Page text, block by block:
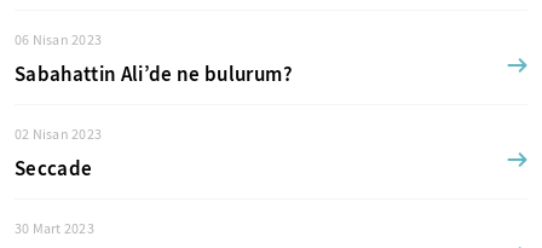
06 Nisan 2023
Sabahattin Ali’de ne bulurum?
02 Nisan 2023
Seccade
30 Mart 2023